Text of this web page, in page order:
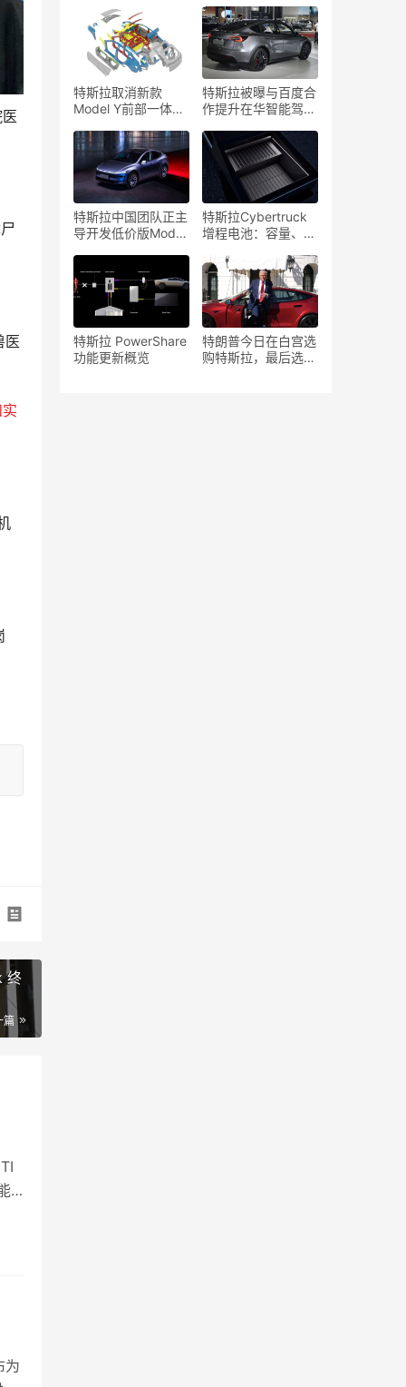
医
终
篇
为
特斯拉取消新款
Model Y前部一体压
铸工艺
特斯拉被曝与百度合
作提升在华智能驾驶
特斯拉中国团队正主
导开发低价版Model
特斯拉Cybertruck
增程电池：容量、续
特斯拉 PowerShare
功能更新概览
特朗普今日在白宫选
购特斯拉，最后选了